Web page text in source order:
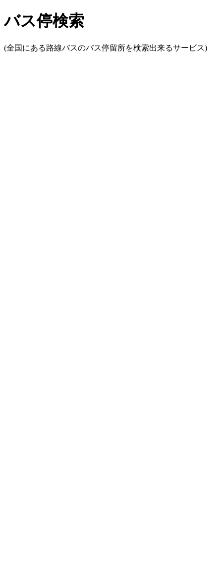
バス停検索
(全国にある路線バスのバス停留所を検索出来るサービス)